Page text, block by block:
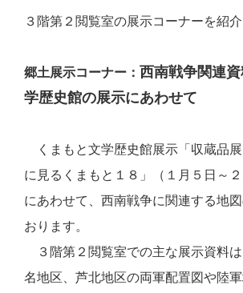
３階第２閲覧室の展示コーナーを紹介
郷土展示コーナー： 西南戦争関連
学歴史館の展示にあわせて
くまもと文学歴史館展示「収蔵品
に見るくまもと１８」（１月５日～２
にあわせて、西南戦争に関連する地
おります。
３階第２閲覧室での主な展示資料
名地区、芦北地区の両軍配置図や陸軍